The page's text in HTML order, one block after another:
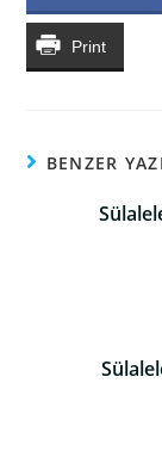
Print
BENZER